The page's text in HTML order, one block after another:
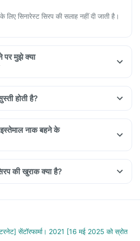
लिए सिनारेस्ट सिरप की सलाह नहीं दी जाती है।
पर मुझे क्या
as advised by your doctor, eat healthy
from family and friends so that they
tissue or elbow while sneezing or
होती है?
इस्तेमाल नाक बहने के
की खुराक क्या है?
सेंटॉरफार्मा। 2021 [16 मई 2025 को स्रोत